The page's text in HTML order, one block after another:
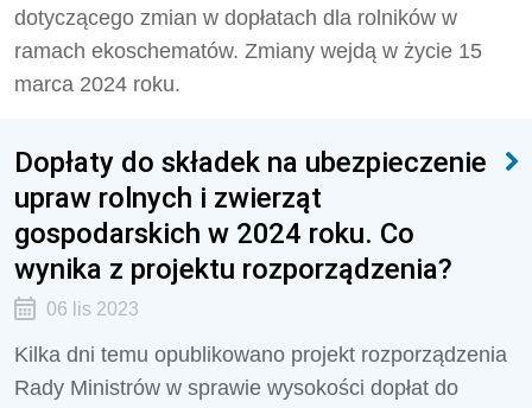
dotyczącego zmian w dopłatach dla rolników w
ramach ekoschematów. Zmiany wejdą w życie 15
marca 2024 roku.
Dopłaty do składek na ubezpieczenie
upraw rolnych i zwierząt
gospodarskich w 2024 roku. Co
wynika z projektu rozporządzenia?
06 lis 2023
Kilka dni temu opublikowano projekt rozporządzenia
Rady Ministrów w sprawie wysokości dopłat do